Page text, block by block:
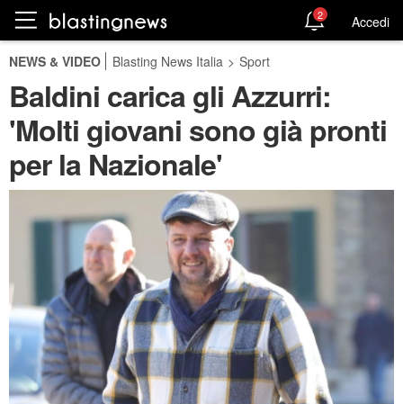
2 Accedi
NEWS & VIDEO Blasting News Italia > Sport
Baldini carica gli Azzurri:
'Molti giovani sono già pronti
per la Nazionale'